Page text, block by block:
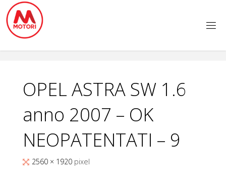
Salta
contenuto
OPEL ASTRA SW 1.6
anno 2007 – OK
NEOPATENTATI – 9
Tutta2560 × 1920 pixel